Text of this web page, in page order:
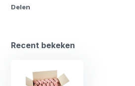
Delen
Recent bekeken